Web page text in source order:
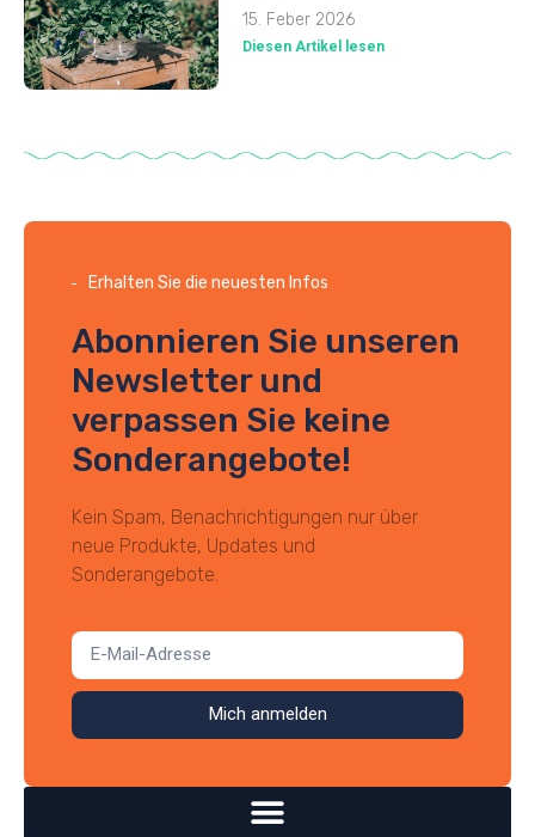
15. Feber 2026
Diesen Artikel lesen
Erhalten Sie die neuesten Infos
Abonnieren Sie unseren
Newsletter und
verpassen Sie keine
Sonderangebote!
Kein Spam, Benachrichtigungen nur über
neue Produkte, Updates und
Sonderangebote.
Mich anmelden